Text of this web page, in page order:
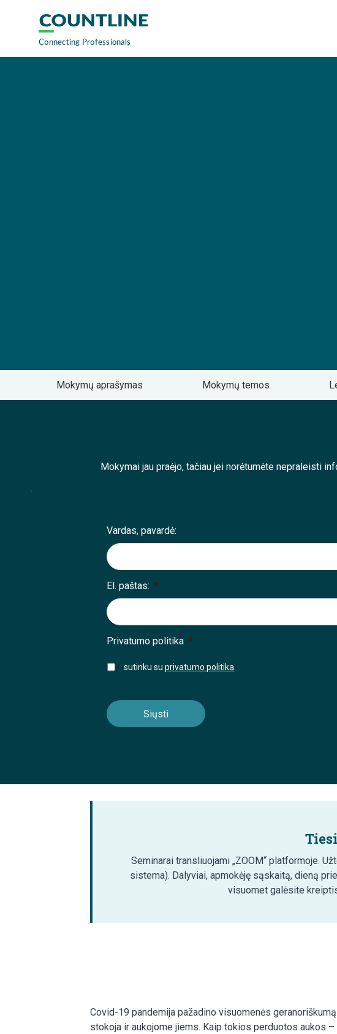
Mokymų aprašymas Mokymų temos
Mokymai jau praėjo, tačiau jei norėtumėte nepraleisti
;
Vardas, pavardė:
El. paštas: *
Privatumo politika *
sutinku suprivatumo politika
Seminarai transliuojami „ZOOM“ platformoje.
sistema). Dalyviai, apmokėję sąskaitą, dieną
visuomet galėsite
Covid-19 pandemija pažadino visuomenės
stokoja ir aukojome jiems. Kaip tokios perduotos aukos